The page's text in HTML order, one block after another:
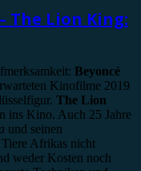
The Lion King:
Beyoncé
Kinofilme 2019
The Lion
ins Kino. Auch 25 Jahre
und seinen
Afrikas nicht
weder Kosten noch